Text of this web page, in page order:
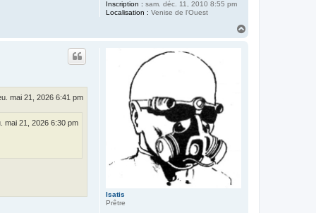
Inscription : sam. déc. 11, 2010 8:55 pm
Localisation : Venise de l'Ouest
Isatis
Prêtre
mai 21, 2026 6:41 pm
mai 21, 2026 6:30 pm